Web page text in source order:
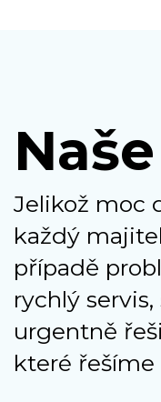
Jelikož moc
každý
případě
rychlý
urgentně
které řešíme